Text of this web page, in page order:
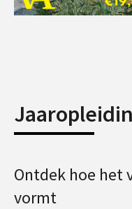
Ontdek hoe het
vormt